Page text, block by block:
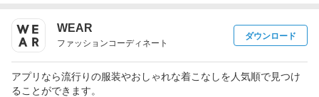
WEAR
ファッションコーディネート
ダウンロード
アプリなら流行りの服装やおしゃれな着こなしを人気順で見つけ
ることができます。